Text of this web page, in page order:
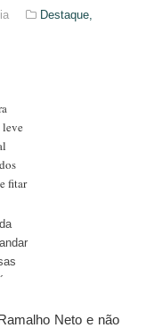
Destaque,
leve
fitar
Neto e não